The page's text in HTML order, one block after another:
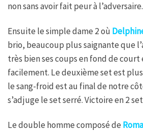
non sans avoir fait peur à l’adversaire.
Ensuite le simple dame 2 où
brio, beaucoup plus saignante que
très bien ses coups en fond de court
facilement. Le deuxième set est
le sang-froid est au final de notre
s’adjuge le set serré. Victoire en 2
Le double homme composé de